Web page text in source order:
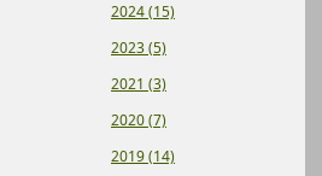
2024 (15)
2023 (5)
2021 (3)
2020 (7)
2019 (14)